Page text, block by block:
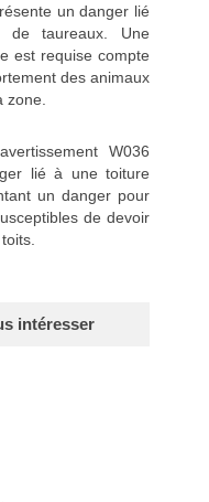
un danger lié
taureaux. Une
est requise compte
des animaux
zone.
W036
lié à une toiture
un danger pour
de devoir
intéresser